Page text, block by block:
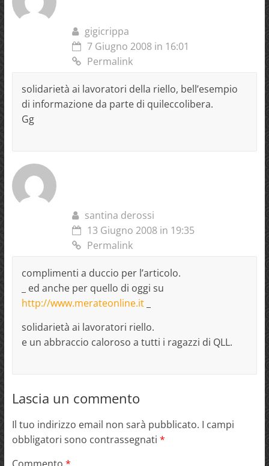
gigicrippa
7 Giugno 2008 in 16:01
Permalink
solidarietà ai lavoratori della riello, bell’esempio
di informazione da parte di quileccolibera.
Gg
santina derossi
13 Giugno 2008 in 19:35
Permalink
complimenti a duccio per l’articolo.
_ ed anche per quello di oggi su
http://www.merateonline.it_
solidarietà ai lavoratori riello.
e un abbraccio caloroso a tutti i ragazzi di QLL.
Lascia un commento
Il tuo indirizzo email non sarà pubblicato. I campi
obbligatori sono contrassegnati *